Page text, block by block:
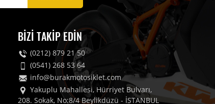
BIZI TAKIP EDIN
(0212) 879 21 50
(0541) 268 53 64
info@burakmotosiklet.com
Yakuplu Mahallesi, Hürriyet Bulvarı,
208. Sokak, No:8/4 Beylikdüzü - İSTANBUL